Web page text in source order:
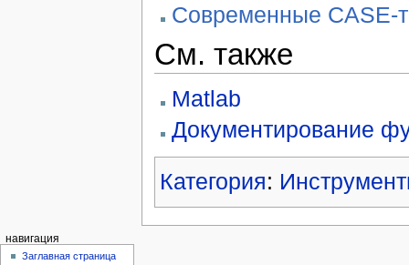
Современные CASE-
См. также
Matlab
Документирование
Категория:
навигация
Заглавная страница